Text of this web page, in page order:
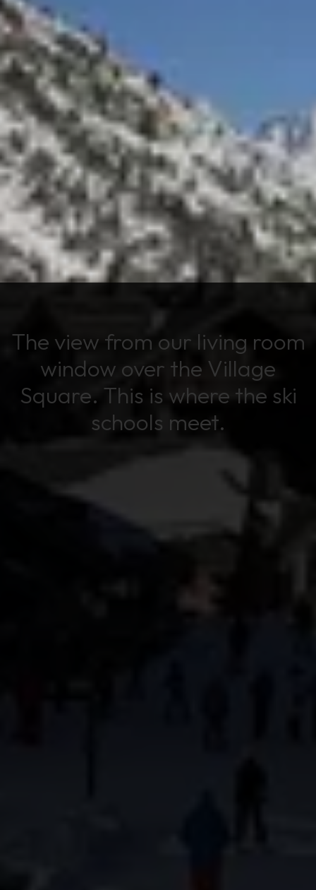
The view from our living room
window over the Village
Square. This is where the ski
schools meet.